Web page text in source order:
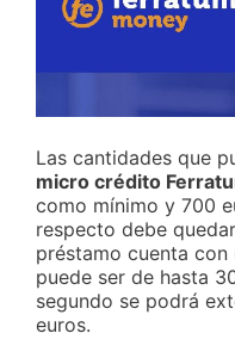
Las cantidades que
micro crédito
como mínimo y 700
respecto debe
préstamo cuenta
puede ser de hasta
segundo se podrá
euros.